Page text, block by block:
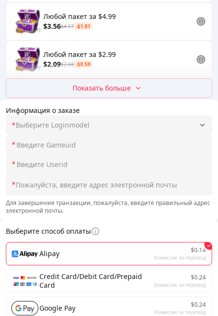
Информация о заказе
*Выберите Loginmodel
*
*
*
Для завершения транзакции, пожалуйста, введите правильный адрес
электронной почты.
Выберите способ оплаты
Alipay $0.14
Комиссия за перевод
Credit Card/Debit Card/Prepaid
Card
$0.24
Комиссия за перевод
Google Pay $0.24
Комиссия за перевод
Любой пакет за $4.99
$3.56$4.57 -$1.01
Любой пакет за $2.99
$2.09$2.68 -$0.59
Показать больше